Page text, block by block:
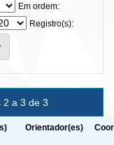
Em ordem:
Registro(s):
2 a 3 de 3
Orientador(es)